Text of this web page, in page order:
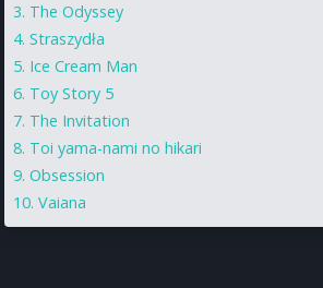
The Odyssey
Straszydła
Ice Cream Man
Toy Story 5
The Invitation
Toi yama-nami no hikari
Obsession
Vaiana